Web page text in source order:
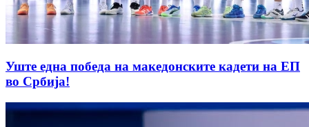
Уште една победа на македонските кадети на ЕП
во Србија!